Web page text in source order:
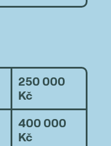
250 000
Kč
400 000
Kč